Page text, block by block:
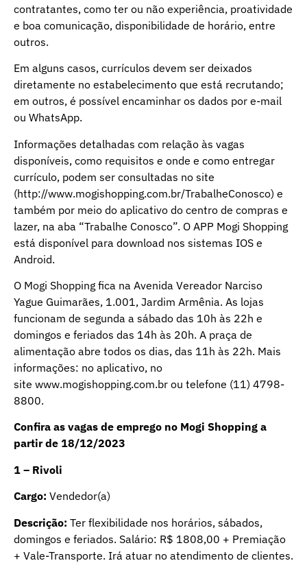
contratantes, como ter ou não experiência, proatividade
e boa comunicação, disponibilidade de horário, entre
outros.
Em alguns casos, currículos devem ser deixados
diretamente no estabelecimento que está recrutando;
em outros, é possível encaminhar os dados por e-mail
ou WhatsApp.
Informações detalhadas com relação às vagas
disponíveis, como requisitos e onde e como entregar
currículo, podem ser consultadas no site
(http://www.mogishopping.com.br/TrabalheConosco) e
também por meio do aplicativo do centro de compras e
lazer, na aba “Trabalhe Conosco”. O APP Mogi Shopping
está disponível para download nos sistemas IOS e
Android.
O Mogi Shopping fica na Avenida Vereador Narciso
Yague Guimarães, 1.001, Jardim Armênia. As lojas
funcionam de segunda a sábado das 10h às 22h e
domingos e feriados das 14h às 20h. A praça de
alimentação abre todos os dias, das 11h às 22h. Mais
informações: no aplicativo, no
site www.mogishopping.com.br ou telefone (11) 4798-
8800.
Confira as vagas de emprego no Mogi Shopping a
partir de 18/12/2023
1 – Rivoli
Cargo: Vendedor(a)
Descrição: Ter flexibilidade nos horários, sábados,
domingos e feriados. Salário: R$ 1808,00 + Premiação
+ Vale-Transporte. Irá atuar no atendimento de clientes.